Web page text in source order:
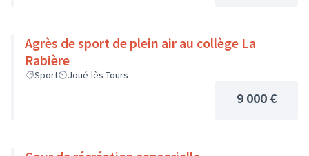
Agrès de sport de plein air au collège La
Rabière
Sport Joué-lès-Tours
9 000 €